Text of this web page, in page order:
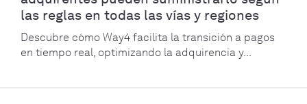
las reglas en todas las vías y regiones
Descubre cómo Way4 facilita la transición a pagos
en tiempo real, optimizando la adquirencia y...